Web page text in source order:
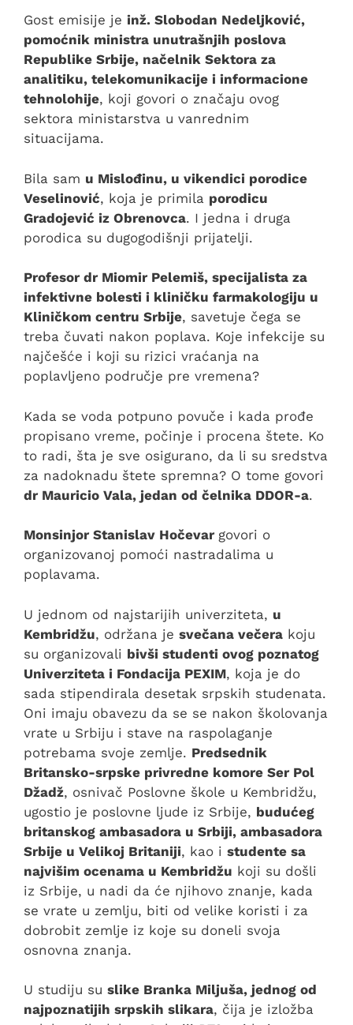
Gost emisije je inž. Slobodan Nedeljković,
pomoćnik ministra unutrašnjih poslova
Republike Srbije, načelnik Sektora za
analitiku, telekomunikacije i informacione
tehnolohije, koji govori o značaju ovog
sektora ministarstva u vanrednim
situacijama.
Bila sam u Mislođinu, u vikendici porodice
Veselinović, koja je primila porodicu
Gradojević iz Obrenovca. I jedna i druga
porodica su dugogodišnji prijatelji.
Profesor dr Miomir Pelemiš, specijalista za
infektivne bolesti i kliničku farmakologiju u
Kliničkom centru Srbije, savetuje čega se
treba čuvati nakon poplava. Koje infekcije su
najčešće i koji su rizici vraćanja na
poplavljeno područje pre vremena?
Kada se voda potpuno povuče i kada prođe
propisano vreme, počinje i procena štete. Ko
to radi, šta je sve osigurano, da li su sredstva
za nadoknadu štete spremna? O tome govori
dr Mauricio Vala, jedan od čelnika DDOR-a.
Monsinjor Stanislav Hočevar govori o
organizovanoj pomoći nastradalima u
poplavama.
U jednom od najstarijih univerziteta, u
Kembridžu, održana je svečana večera koju
su organizovali bivši studenti ovog poznatog
Univerziteta i Fondacija PEXIM, koja je do
sada stipendirala desetak srpskih studenata.
Oni imaju obavezu da se se nakon školovanja
vrate u Srbiju i stave na raspolaganje
potrebama svoje zemlje. Predsednik
Britansko-srpske privredne komore Ser Pol
Džadž, osnivač Poslovne škole u Kembridžu,
ugostio je poslovne ljude iz Srbije, budućeg
britanskog ambasadora u Srbiji, ambasadora
Srbije u Velikoj Britaniji, kao i studente sa
najvišim ocenama u Kembridžu koji su došli
iz Srbije, u nadi da će njihovo znanje, kada
se vrate u zemlju, biti od velike koristi i za
dobrobit zemlje iz koje su doneli svoja
osnovna znanja.
U studiju su slike Branka Miljuša, jednog od
najpoznatijih srpskih slikara, čija je izložba